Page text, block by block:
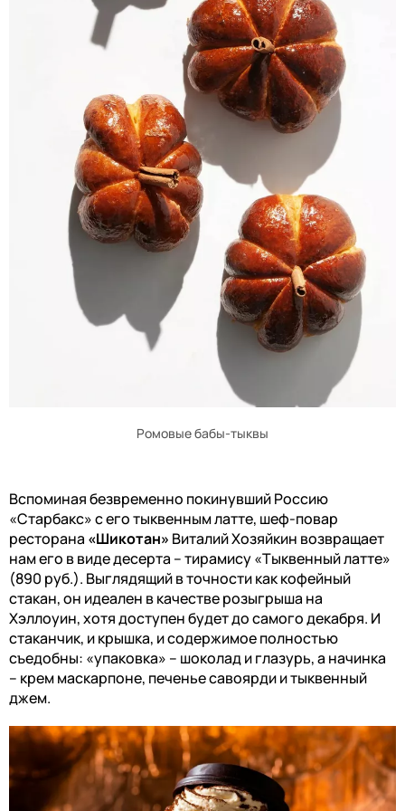
Ромовые бабы-тыквы
Вспоминая безвременно покинувший Россию
«Старбакс» с его тыквенным латте, шеф-повар
ресторана «Шикотан» Виталий Хозяйкин возвращает
нам его в виде десерта – тирамису «Тыквенный латте»
(890 руб.). Выглядящий в точности как кофейный
стакан, он идеален в качестве розыгрыша на
Хэллоуин, хотя доступен будет до самого декабря. И
стаканчик, и крышка, и содержимое полностью
съедобны: «упаковка» – шоколад и глазурь, а начинка
– крем маскарпоне, печенье савоярди и тыквенный
джем.